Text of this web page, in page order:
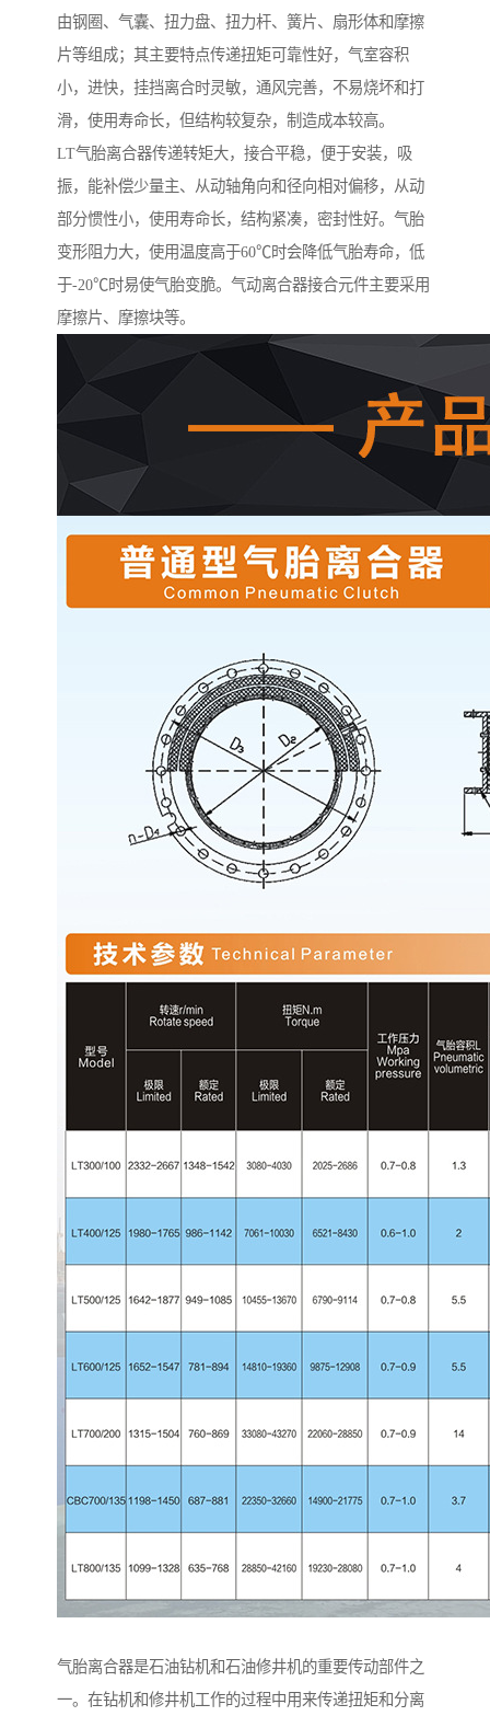
由钢圈、气囊、扭力盘、扭力杆、簧片、扇形体和摩擦
片等组成；其主要特点传递扭矩可靠性好，气室容积
小，进快，挂挡离合时灵敏，通风完善，不易烧坏和打
滑，使用寿命长，但结构较复杂，制造成本较高。
LT气胎离合器传递转矩大，接合平稳，便于安装，吸
振，能补偿少量主、从动轴角向和径向相对偏移，从动
部分惯性小，使用寿命长，结构紧凑，密封性好。气胎
变形阻力大，使用温度高于60℃时会降低气胎寿命，低
于-20℃时易使气胎变脆。气动离合器接合元件主要采用
摩擦片、摩擦块等。
气胎离合器是石油钻机和石油修井机的重要传动部件之
一。在钻机和修井机工作的过程中用来传递扭矩和分离